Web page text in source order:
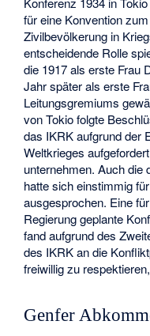
für eine Konvention
Zivilbevölkerung in
entscheidende Rolle
die 1917 als erste Frau
Jahr später als erste
Leitungsgremiums
von Tokio folgte
das IKRK aufgrund der
Weltkrieges
unternehmen. Auch die
hatte sich einstimmig
ausgesprochen. Eine
Regierung geplante
fand aufgrund des
des IKRK an die
freiwillig zu
Genfer